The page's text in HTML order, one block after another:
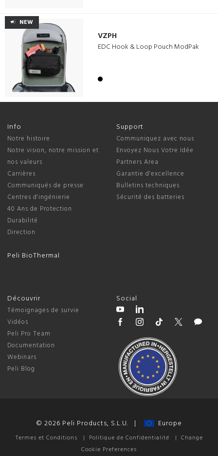
NEW
VZPH
EDC Hook & Loop Pouch ModPak
Info
Notre histoire
Notre vision, notre mission et
nos valeurs
Carrières
Communiqués de presse
Centres d'ingénierie
40 Ans de Protection
Durabilité
Direction
Peli BioThermal
Support
Communiquez avec nous
Envoyez Nous Votre Idée
Partners Area
Garantie d'excellence
Bulletins techniques
Sécurité des batteries
Découvrir
Témoignages de survie
Vidéos
Peli Pro Team
Documentation
Webinars
Peli Blog
Social
© 2026 Peli Products, S.L.U. | Europe
Termes et Conditions | Politique de Confidentialité | Change
Cookie Preferences